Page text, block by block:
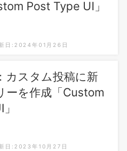
Post Type UI」
日:2024年01月26日
カスタム投稿に新
ーを作成「Custom
日:2023年10月27日